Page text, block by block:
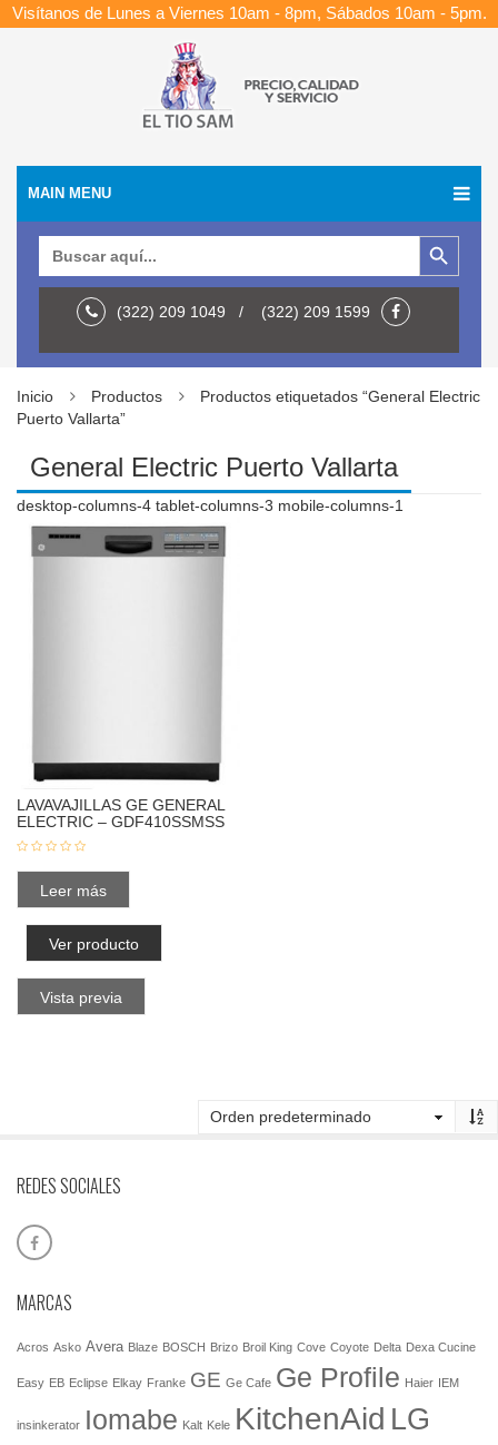
Visítanos de Lunes a Viernes 10am - 8pm, Sábados 10am - 5pm.
MAIN MENU
Botón de búsqueda
(322) 209 1049 / (322) 209 1599
Inicio Productos
Productos etiquetados “General Electric
Puerto Vallarta”
General Electric Puerto Vallarta
desktop-columns-4 tablet-columns-3 mobile-columns-1
LAVAVAJILLAS GE GENERAL
ELECTRIC – GDF410SSMSS
Leer más
Ver producto
Vista previa
REDES SOCIALES
MARCAS
Acros Asko Avera Blaze BOSCH Brizo Broil King Cove Coyote Delta Dexa Cucine
Easy EB Eclipse Elkay Franke GE Ge Cafe Ge Profile Haier IEM
insinkerator Iomabe Kalt Kele KitchenAid LG